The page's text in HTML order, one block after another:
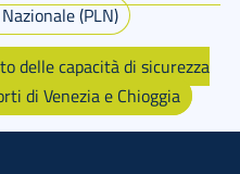
(PLN)
delle capacità di sicurezza
di Venezia e Chioggia